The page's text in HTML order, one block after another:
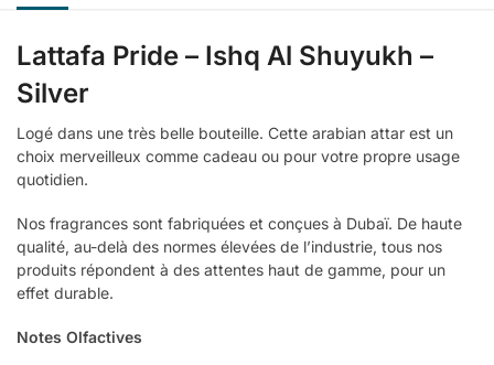
Lattafa Pride – Ishq Al Shuyukh –
Silver
Logé dans une très belle bouteille. Cette arabian attar est un
choix merveilleux comme cadeau ou pour votre propre usage
quotidien.
Nos fragrances sont fabriquées et conçues à Dubaï. De haute
qualité, au-delà des normes élevées de l’industrie, tous nos
produits répondent à des attentes haut de gamme, pour un
effet durable.
Notes Olfactives